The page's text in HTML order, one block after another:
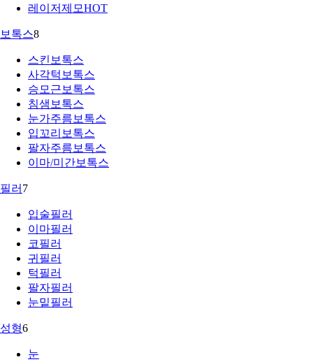
레이저제모HOT
보톡스8
스킨보톡스
사각턱보톡스
승모근보톡스
침샘보톡스
눈가주름보톡스
입꼬리보톡스
팔자주름보톡스
이마/미간보톡스
필러 7
입술필러
이마필러
코필러
귀필러
턱필러
팔자필러
눈밑필러
성형6
눈